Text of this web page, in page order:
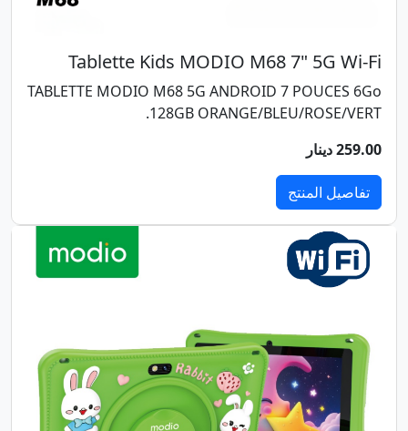
Tablette Kids MODIO M68 7" 5G Wi-Fi
TABLETTE MODIO M68 5G ANDROID 7 POUCES 6Go
128GB ORANGE/BLEU/ROSE/VERT.
259.00 دينار
تفاصيل المنتج